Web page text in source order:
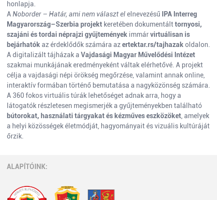
honlapja.
A Noborder – Határ, ami nem választ elelnevezésű
IPA Interreg
Magyarország–Szerbia projekt keretében dokumentálttornyosi,
szajáni és tordai néprajzi gyűjtemények immárvirtuálisan is
bejárhatók az érdeklődők számára azertektar.rs/tajhazak oldalon.
A digitalizált tájházak a Vajdasági Magyar Művelődési Intézet
szakmai munkájának eredményeként váltak elérhetővé. A projekt
célja a vajdasági népi örökség megőrzése, valamint annak online,
interaktív formában történő bemutatása a nagyközönség számára.
A 360 fokos virtuális túrák lehetőséget adnak arra, hogy a
látogatók részletesen megismerjék a gyűjteményekben található
bútorokat, használati tárgyakat és kézműves eszközöket , amelyek
a helyi közösségek életmódját, hagyományait és vizuális kultúráját
őrzik.
ALAPÍTÓINK: